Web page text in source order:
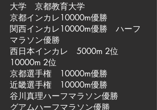
大学 京都教育大学
京都インカレ10000m優勝
関西インカレ10000m優勝 ハーフ
マラソン優勝
西日本インカレ 5000m 2位
10000m 2位
京都選手権 10000m優勝
近畿選手権 10000m優勝
谷川真理ハーフマラソン優勝
グアムハーフマラソン優勝